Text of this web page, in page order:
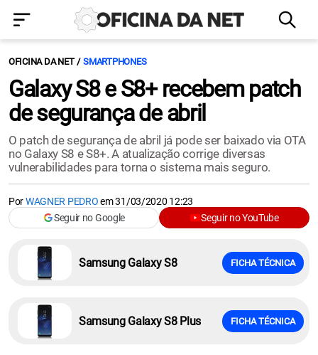
OFICINA DA NET SMARTPHONES
Galaxy S8 e S8+ recebem patch
de segurança de abril
O patch de segurança de abril já pode ser baixado via OTA
no Galaxy S8 e S8+. A atualização corrige diversas
vulnerabilidades para torna o sistema mais seguro.
PorWAGNER PEDROem31/03/2020 12:23
Seguir no Google
Seguir no YouTube
Samsung Galaxy S8 FICHA TÉCNICA
Samsung Galaxy S8 Plus FICHA TÉCNICA